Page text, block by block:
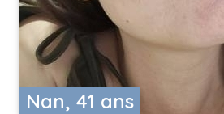
Nan, 41 ans